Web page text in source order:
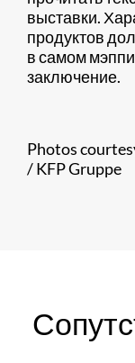
выставки.
продуктов
в самом
заключение.
Photos
/ KFP Gruppe​